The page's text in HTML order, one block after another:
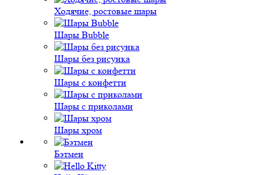
Ходячие, ростовые шары
Шары Bubble
Шары без рисунка
Шары с конфетти
Шары с приколами
Шары хром
Бэтмен